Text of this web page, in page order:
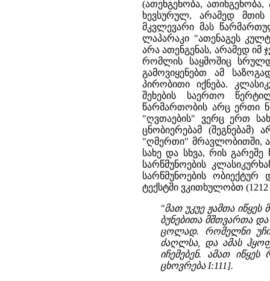
(ათენგენობა,
ხევსურულ, არამედ
მკვლევარი მას
ლაპარაკი "ათენაგეს
არა ათენგენას, არამედ იმ
რომლის საყმოშიც
გამოვიყენებთ ამ
პირობითი იქნება.
შეხების საერთო
წარმართობის არც ერთი
"ღვთაების" ვერც ერთ
ცნობიერებამ (შეგნებამ)
"ღმერთი" მრავლობითში,
სახე და სხვა, რის
სარწმუნოების
სარწმუნოების ობიექტურ
ტექსტში ვკითხულობთ (1212
"მათ უკუე ჟამთა
ბუნებითა მშთვართა და
ცოლად. რომელნი
ძაღლსა, და ამას
იჩემებენ. ამათ
ცხოვრება I:111].